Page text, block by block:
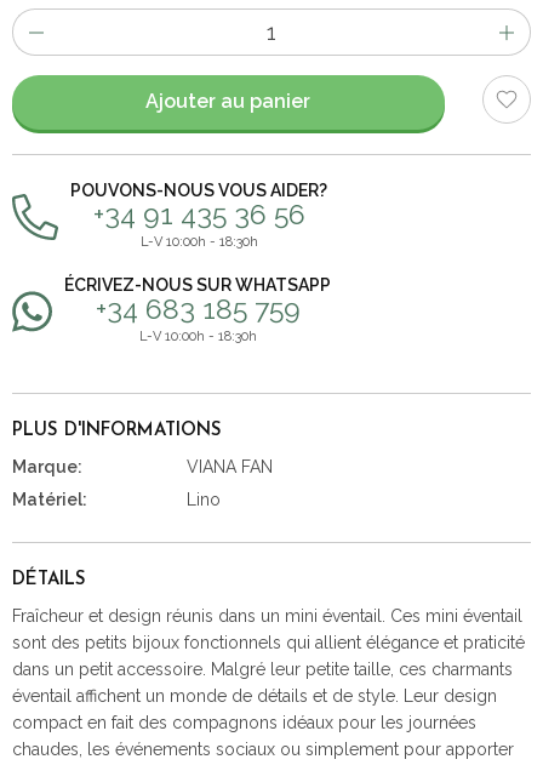
Nombre
d'items
Ajouter au panier
POUVONS-NOUS VOUS AIDER?
+34 91 435 36 56
L-V 10:00h - 18:30h
ÉCRIVEZ-NOUS SUR WHATSAPP
+34 683 185 759
L-V 10:00h - 18:30h
PLUS D'INFORMATIONS
Marque:
VIANA FAN
Matériel:
Lino
DÉTAILS
Fraîcheur et design réunis dans un mini éventail. Ces mini éventail
sont des petits bijoux fonctionnels qui allient élégance et praticité
dans un petit accessoire. Malgré leur petite taille, ces charmants
éventail affichent un monde de détails et de style. Leur design
compact en fait des compagnons idéaux pour les journées
chaudes, les événements sociaux ou simplement pour apporter